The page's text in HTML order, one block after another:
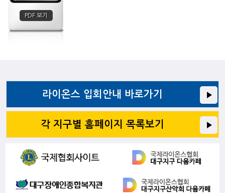
PDF 보기
라이온스 입회안내 바로가기
각 지구별 홈페이지 목록보기